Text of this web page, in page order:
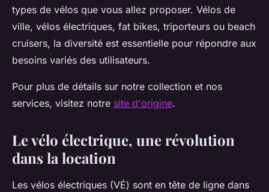
types de vélos que vous allez proposer. Vélos de
ville, vélos électriques, fat bikes, triporteurs ou beach
cruisers, la diversité est essentielle pour répondre aux
besoins variés des utilisateurs.
Pour plus de détails sur notre collection et nos
services, visitez notre site d'origine.
Le vélo électrique, une révolution
dans la location
Les vélos électriques (VÉ) sont en tête de ligne dans